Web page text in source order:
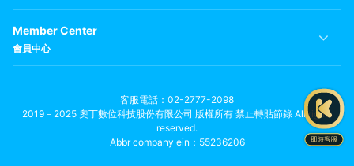
Member Center
會員中心
客服電話
02-2777-2098
2019－2025 奧丁數位科技股份有限公司 版權所有 禁止轉貼節錄 All rights
reserved.
Abbr company ein：55236206